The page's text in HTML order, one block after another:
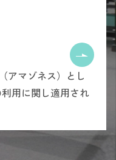
アマゾネス）とし
用に関し適用され